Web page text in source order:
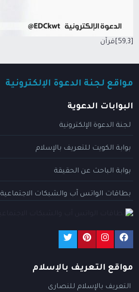
[59,3]قرآن
مواقع لجنة الدعوة الإلكترونية
البوابات الدعوية
لجنة الدعوة الإلكترونية
بوابة الكويت للتعريف بالإسلام
بوابة الباحث عن الحقيقة
بطاقات الواتس آب والشبكات الاجتماعية
مواقع التعريف بالإسلام
التعريف بالإسلام للنصارى